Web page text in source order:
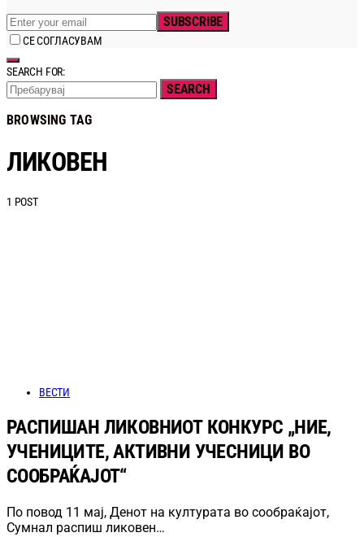
SUBSCRIBE
СЕ СОГЛАСУВАМ
SEARCH FOR:
SEARCH
BROWSING TAG
ЛИКОВЕН
1 POST
ВЕСТИ
РАСПИШАН ЛИКОВНИОТ КОНКУРС „НИЕ,
УЧЕНИЦИТЕ, АКТИВНИ УЧЕСНИЦИ ВО
СООБРАЌАЈОТ“
По повод 11 мај, Денот на културата во сообраќајот,
Сумнал распиш ликовен…